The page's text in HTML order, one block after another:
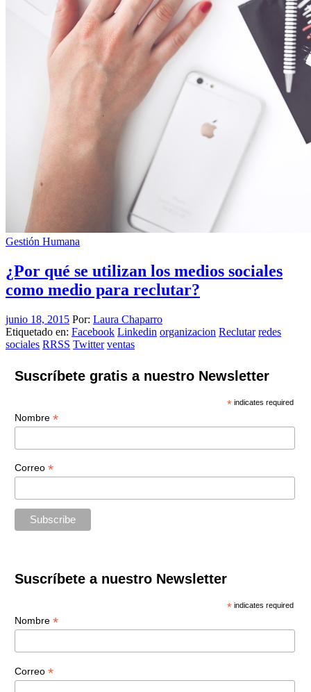
Gestión Humana
¿Por qué se utilizan los medios sociales
como medio para reclutar?
junio 18, 2015 Por: Laura Chaparro
Etiquetado en: Facebook Linkedin organizacion Reclutar redes
sociales RRSS Twitter ventas
Suscríbete gratis a nuestro Newsletter
* indicates required
Nombre *
Correo *
Suscríbete a nuestro Newsletter
* indicates required
Nombre *
Correo *